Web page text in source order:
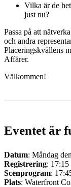
Vilka är de
just nu?
Passa på att
och andra
Placeringskvällens
Affärer.
Välkommen!
Eventet är
Datum: Måndag
Registrering: 17:15
Scenprogram:
Plats: Waterfront